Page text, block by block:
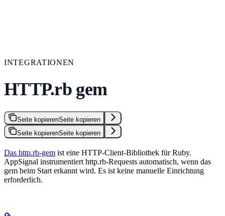
INTEGRATIONEN
HTTP.rb gem
Seite kopierenSeite kopieren
Seite kopierenSeite kopieren
Das http.rb-gem ist eine HTTP-Client-Bibliothek für Ruby.
AppSignal instrumentiert http.rb-Requests automatisch, wenn das
gem beim Start erkannt wird. Es ist keine manuelle Einrichtung
erforderlich.